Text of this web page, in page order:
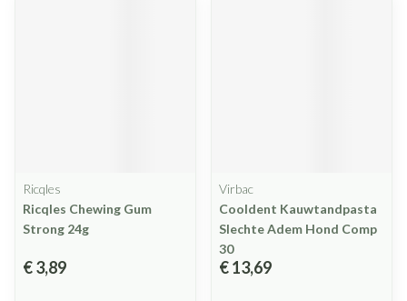
Ricqles
Ricqles Chewing Gum
Strong 24g
€ 3,89
Virbac
Cooldent Kauwtandpasta
Slechte Adem Hond Comp
30
€ 13,69